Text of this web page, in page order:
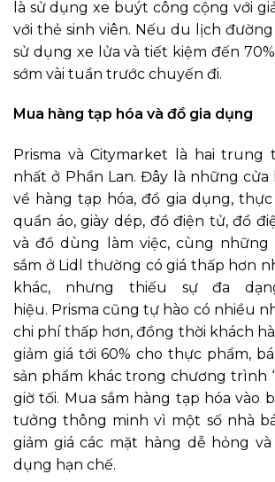
là sử dụng xe buýt công cộng với
với thẻ sinh viên. Nếu du lịch
sử dụng xe lửa và tiết kiệm đến
sớm vài tuần trước chuyến đi.
Mua hàng tạp hóa và đồ gia dụng
Prisma và Citymarket là hai trung
nhất ở Phần Lan. Đây là những
về hàng tạp hóa, đồ gia dụng, thực
quần áo, giày dép, đồ điện tử, đồ
và đồ dùng làm việc, cùng những
sắm ở Lidl thường có giá thấp hơn
khác, nhưng thiếu sự đa
hiệu. Prisma cũng tự hào có nhiều
chi phí thấp hơn, đồng thời khách
giảm giá tới 60% cho thực phẩm,
sản phẩm khác trong chương trình
giờ tối. Mua sắm hàng tạp hóa vào
tưởng thông minh vì một số nhà
giảm giá các mặt hàng dễ hỏng
dụng hạn chế.